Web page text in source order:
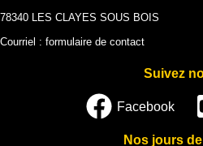
78340 LES CLAYES SOUS BOIS
Courriel : formulaire de contact
Suivez
Facebook
Nos jours